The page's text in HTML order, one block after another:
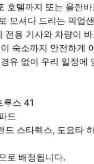
호텔까지 또는 울란
모셔다 드리는 픽업
전용 기사와 차량이
숙소까지 안전하게
유 없이 우리 일정
루스 41
드
드 스타렉스, 도요타
로 배정됩니다.